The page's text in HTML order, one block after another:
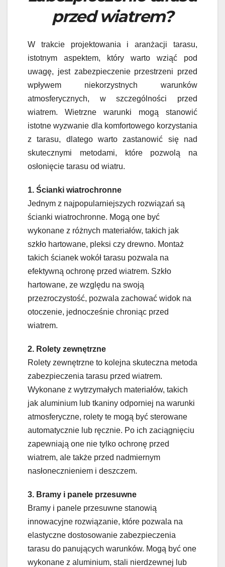
przed wiatrem?
W trakcie projektowania i aranżacji tarasu,
istotnym aspektem, który warto wziąć pod
uwagę, jest zabezpieczenie przestrzeni przed
wpływem niekorzystnych warunków
atmosferycznych, w szczególności przed
wiatrem. Wietrzne warunki mogą stanowić
istotne wyzwanie dla komfortowego korzystania
z tarasu, dlatego warto zastanowić się nad
skutecznymi metodami, które pozwolą na
osłonięcie tarasu od wiatru.
1. Ścianki wiatrochronne
Jednym z najpopularniejszych rozwiązań są
ścianki wiatrochronne. Mogą one być
wykonane z różnych materiałów, takich jak
szkło hartowane, pleksi czy drewno. Montaż
takich ścianek wokół tarasu pozwala na
efektywną ochronę przed wiatrem. Szkło
hartowane, ze względu na swoją
przezroczystość, pozwala zachować widok na
otoczenie, jednocześnie chroniąc przed
wiatrem.
2. Rolety zewnętrzne
Rolety zewnętrzne to kolejna skuteczna metoda
zabezpieczenia tarasu przed wiatrem.
Wykonane z wytrzymałych materiałów, takich
jak aluminium lub tkaniny odporniej na warunki
atmosferyczne, rolety te mogą być sterowane
automatycznie lub ręcznie. Po ich zaciągnięciu
zapewniają one nie tylko ochronę przed
wiatrem, ale także przed nadmiernym
nasłonecznieniem i deszczem.
3. Bramy i panele przesuwne
Bramy i panele przesuwne stanowią
innowacyjne rozwiązanie, które pozwala na
elastyczne dostosowanie zabezpieczenia
tarasu do panujących warunków. Mogą być one
wykonane z aluminium, stali nierdzewnej lub